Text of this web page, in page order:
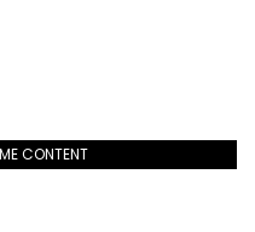
CONTENT